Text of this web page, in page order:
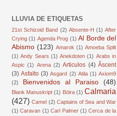
LLUVIA DE ETIQUETAS
21st Schizoid Band (2) Absente-H (1) After
Crying (1) Agenda Prog (1) Al Borde del
Abismo (123) Amarok (1) Amoeba Split
(1) Andy Sears (1) Anekdoten (1) Arabs in
Aspic (1) Arena (2) Articulos (4) Âscent
(3) Asfalto (3) Asgard (2) Atila (1) Axiom9
(2)
Bienvenidos al Paraiso (48)
Blank Manuskript (1) Böira (1) Calmaria
(427) Camel (2) Captains of Sea and War
(1) Caravan (1) Carl Palmer (1) Cerca de la